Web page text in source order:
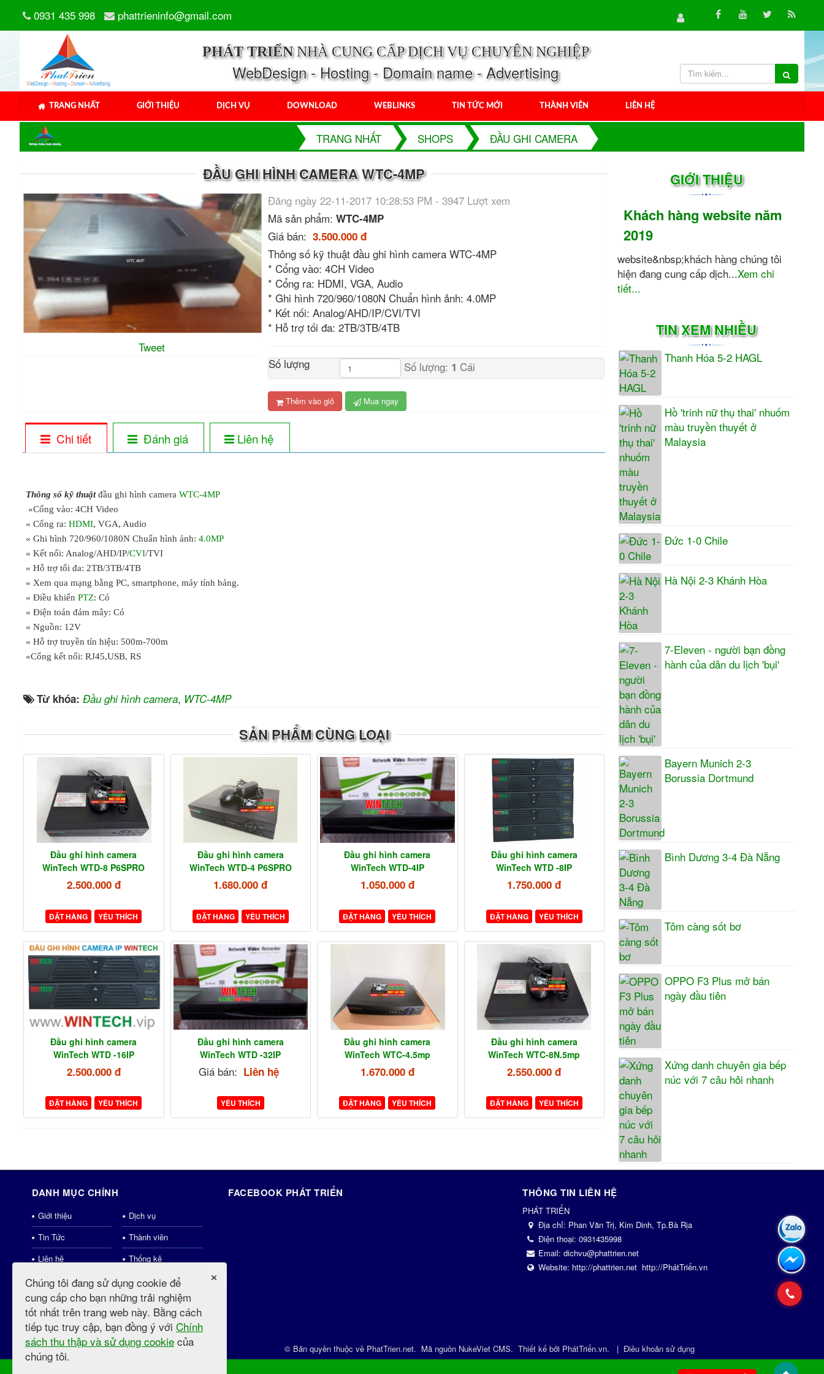
0931 435 998 phattrieninfo@gmail.com
PHÁT TRIỂNNHÀ CUNG CẤP DỊCH VỤ CHUYÊN NGHIỆP
WebDesign - Hosting - Domain name - Advertising
TRANG NHẤT GIỚI THIỆU DỊCH VỤ DOWNLOAD WEBLINKS TIN TỨC MỚI THÀNH VIÊN LIÊN HỆ
TRANG NHẤT SHOPS ĐẦU GHI CAMERA
ĐẦU GHI HÌNH CAMERA WTC-4MP
Tweet
Đăng ngày 22-11-2017 10:28:53 PM - 3947 Lượt xem
Mã sản phẩm:WTC-4MP
Giá bán: 3.500.000 đ
Thông số kỹ thuật đầu ghi hình camera WTC-4MP
* Cổng vào: 4CH Video
* Cổng ra: HDMI, VGA, Audio
* Ghi hình 720/960/1080N Chuẩn hình ảnh: 4.0MP
* Kết nối: Analog/AHD/IP/CVI/TVI
* Hỗ trợ tối đa: 2TB/3TB/4TB
Số lượng Số lượng: 1 Cái
Thêm vào giỏ Mua ngay
Chi tiết Đánh giá Liên hệ
Thông số kỹ thuậtđầu ghi hình camera WTC-4MP
«Cổng vào: 4CH Video
« Cổng ra: HDMI, VGA, Audio
« Ghi hình 720/960/1080N Chuẩn hình ảnh: 4.0MP
« Kết nối: Analog/AHD/IP/CVI/TVI
« Hỗ trợ tối đa: 2TB/3TB/4TB
« Xem qua mạng bằng PC, smartphone, máy tính bảng.
« Điều khiển PTZ: Có
« Điện toán đám mây: Có
« Nguồn: 12V
« Hỗ trợ truyền tín hiệu: 500m-700m
«Cổng kết nối: RJ45,USB, RS
Từ khóa: Đầu ghi hình camera, WTC-4MP
SẢN PHẨM CÙNG LOẠI
Đầu ghi hình camera
WinTech WTD-8 P6SPRO
2.500.000 đ
ĐẶT HÀNG YÊU THÍCH
Đầu ghi hình camera
WinTech WTD-4 P6SPRO
1.680.000 đ
ĐẶT HÀNG YÊU THÍCH
Đầu ghi hình camera
WinTech WTD-4IP
1.050.000 đ
ĐẶT HÀNG YÊU THÍCH
Đầu ghi hình camera
WinTech WTD -8IP
1.750.000 đ
ĐẶT HÀNG YÊU THÍCH
Đầu ghi hình camera
WinTech WTD -16IP
2.500.000 đ
ĐẶT HÀNG YÊU THÍCH
Đầu ghi hình camera
WinTech WTD -32IP
Giá bán: Liên hệ
YÊU THÍCH
Đầu ghi hình camera
WinTech WTC-4.5mp
1.670.000 đ
ĐẶT HÀNG YÊU THÍCH
Đầu ghi hình camera
WinTech WTC-8N.5mp
2.550.000 đ
ĐẶT HÀNG YÊU THÍCH
GIỚI THIỆU
Khách hàng website năm
2019
website&nbsp;khách hàng chúng tôi
hiện đang cung cấp dịch...Xem chi
tiết...
TIN XEM NHIỀU
Thanh Hóa 5-2 HAGL
Hồ 'trinh nữ thụ thai' nhuốm
màu truyền thuyết ở
Malaysia
Đức 1-0 Chile
Hà Nội 2-3 Khánh Hòa
7-Eleven - người bạn đồng
hành của dân du lịch 'bụi'
Bayern Munich 2-3
Borussia Dortmund
Bình Dương 3-4 Đà Nẵng
Tôm càng sốt bơ
OPPO F3 Plus mở bán
ngày đầu tiên
Xứng danh chuyên gia bếp
núc với 7 câu hỏi nhanh
DANH MỤC CHÍNH
Giới thiệu
Dịch vụ
Tin Tức
Thành viên
Liên hệ
Thống kê
Download
Shops
weblinks
Tin tức mới
Videos
FACEBOOK PHÁT TRIỂN THÔNG TIN LIÊN HỆ
PHÁT TRIỂN
Địa chỉ: Phan Văn Trị, Kim Dinh, Tp.Bà Rịa
Điện thoại: 0931435998
Email: dichvu@phattrien.net
Website: http://phattrien.net http://PhátTriển.vn
© Bản quyền thuộc về PhatTrien.net. Mã nguồn NukeViet CMS. Thiết kế bởi PhátTriển.vn. | Điều khoản sử dụng
×
Chúng tôi đang sử dụng cookie để
cung cấp cho bạn những trải nghiệm
tốt nhất trên trang web này. Bằng cách
tiếp tục truy cập, bạn đồng ý với Chính
sách thu thập và sử dụng cookie của
chúng tôi.